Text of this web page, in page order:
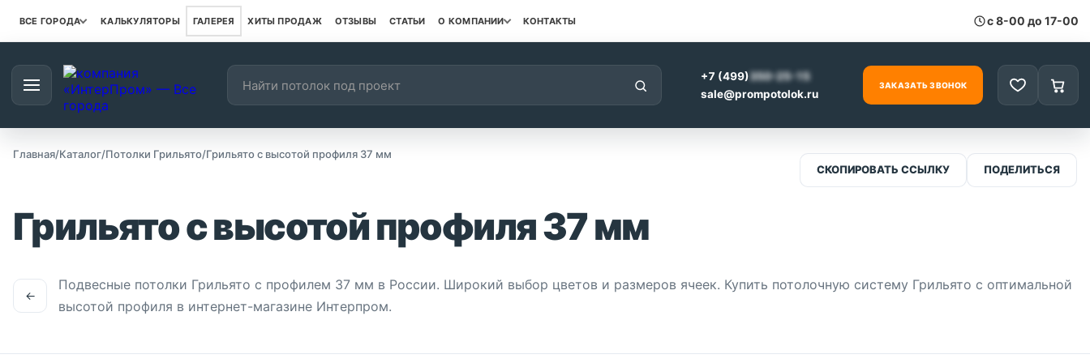
ВСЕ ГОРОДА КАЛЬКУЛЯТОРЫ ГАЛЕРЕЯ ХИТЫ ПРОДАЖ ОТЗЫВЫ СТАТЬИ О КОМПАНИИ КОНТАКТЫ с 8-00 до 17-00
Наш каталог Поиск товаров
+7 (499)350-25-15
sale@prompotolok.ru
ЗАКАЗАТЬ ЗВОНОК Избранное
Главная/Каталог/Потолки Грильято/Грильято с высотой профиля 37 мм
СКОПИРОВАТЬ ССЫЛКУ
ПОДЕЛИТЬСЯ
Грильято с высотой профиля 37 мм
←
Подвесные потолки Грильято с профилем 37 мм в России. Широкий выбор цветов и размеров ячеек. Купить потолочную систему Грильято с оптимальной
высотой профиля в интернет-магазине Интерпром.